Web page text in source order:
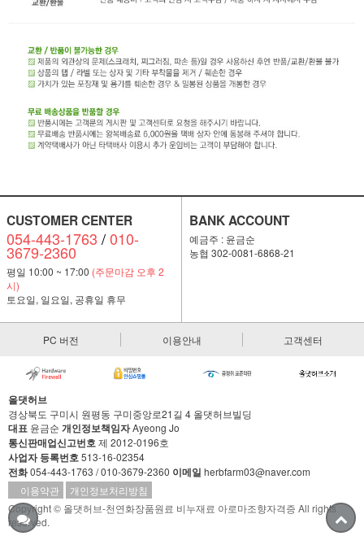
CUSTOMER CENTER
054-443-1763 /010-
3679-2360
평일 10:00 ~ 17:00 (주문마감 오후 2
시)
토요일, 일요일, 공휴일 휴무
BANK ACCOUNT
예금주 : 윤금순
농협 302-0081-6868-21
PC 버전 이용안내 고객센터
올댓허브
경상북도 구미시 원평동 구미중앙로21길 4 올댓허브빌딩
대표 윤금순 개인정보책임자Ayeong Jo
통신판매업신고번호 제 2012-0196호
사업자 등록번호 513-16-02354
전화054-443-1763 / 010-3679-2360 이메일 herbfarm03@naver.com
이용약관
개인정보처리방침
Copyright © 올댓허브-천연화장품원료 비누재료 아로마조향자격증 All rights
reserved.